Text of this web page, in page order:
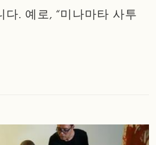
. 예로, “미나마타 사투